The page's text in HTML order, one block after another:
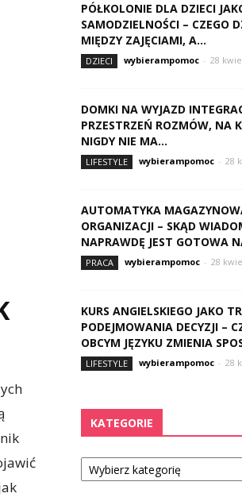
PÓŁKOLONIE DLA DZIECI
SAMODZIELNOŚCI – CZEGO
MIĘDZY ZAJĘCIAMI, A...
DZIECI wybierampomoc - 28
DOMKI NA WYJAZD
PRZESTRZEŃ ROZMÓW, NA
NIGDY NIE MA...
LIFESTYLE wybierampomoc - 28
AUTOMATYKA
ORGANIZACJI – SKĄD
NAPRAWDĘ JEST GOTOWA
PRACA wybierampomoc - 28
KURS ANGIELSKIEGO JAKO
PODEJMOWANIA DECYZJI –
OBCYM JĘZYKU ZMIENIA
LIFESTYLE wybierampomoc - 28
KATEGORIE
Kategorie